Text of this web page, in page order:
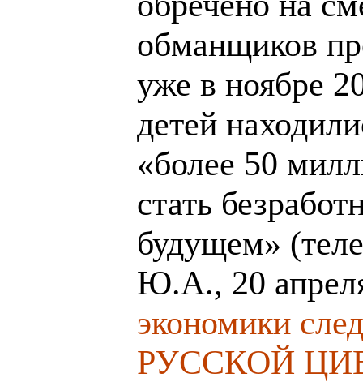
обманщиков
уже в ноябре
детей
«более 50
стать
будущем»
Ю.А., 20
экономики
РУССКОЙ